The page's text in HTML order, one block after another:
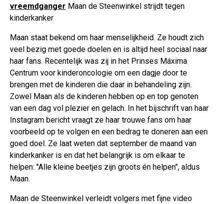
vreemdganger Maan de Steenwinkel strijdt tegen
kinderkanker
Maan staat bekend om haar menselijkheid. Ze houdt zich
veel bezig met goede doelen en is altijd heel sociaal naar
haar fans. Recentelijk was zij in het Prinses Máxima
Centrum voor kinderoncologie om een dagje door te
brengen met de kinderen die daar in behandeling zijn.
Zowel Maan als de kinderen hebben op en top genoten
van een dag vol plezier en gelach. In het bijschrift van haar
Instagram bericht vraagt ze haar trouwe fans om haar
voorbeeld op te volgen en een bedrag te doneren aan een
goed doel. Ze laat weten dat september de maand van
kinderkanker is en dat het belangrijk is om elkaar te
helpen: "Alle kleine beetjes zijn groots én helpen", aldus
Maan.
Maan de Steenwinkel verleidt volgers met fijne video